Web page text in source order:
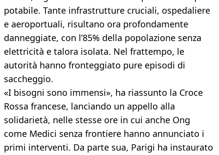
potabile. Tante infrastrutture cruciali, ospedaliere
e aeroportuali, risultano ora profondamente
danneggiate, con l’85% della popolazione senza
elettricità e talora isolata. Nel frattempo, le
autorità hanno fronteggiato pure episodi di
saccheggio.
«I bisogni sono immensi», ha riassunto la Croce
Rossa francese, lanciando un appello alla
solidarietà, nelle stesse ore in cui anche Ong
come Medici senza frontiere hanno annunciato i
primi interventi. Da parte sua, Parigi ha instaurato